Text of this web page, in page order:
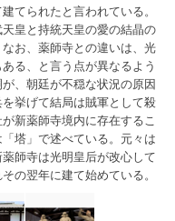
てられたと言われている。
皇と持統天皇の愛の結晶の
お、薬師寺との違いは、光
る、と言う点が異なるよう
、朝廷が不穏な状況の原因
挙げて結局は賊軍として殺
新薬師寺境内に存在するこ
塔」で述べている。元々は
師寺は光明皇后が改心して
の翌年に建て始めている。